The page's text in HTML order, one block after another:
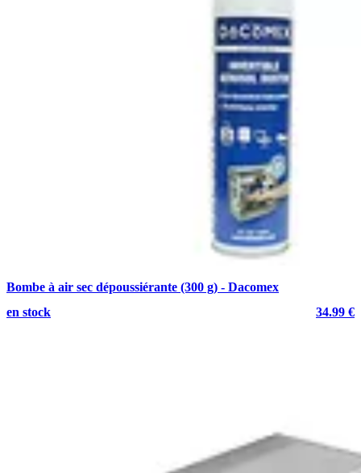
Bombe à air sec dépoussiérante (300 g) - Dacomex
en stock
34.99 €